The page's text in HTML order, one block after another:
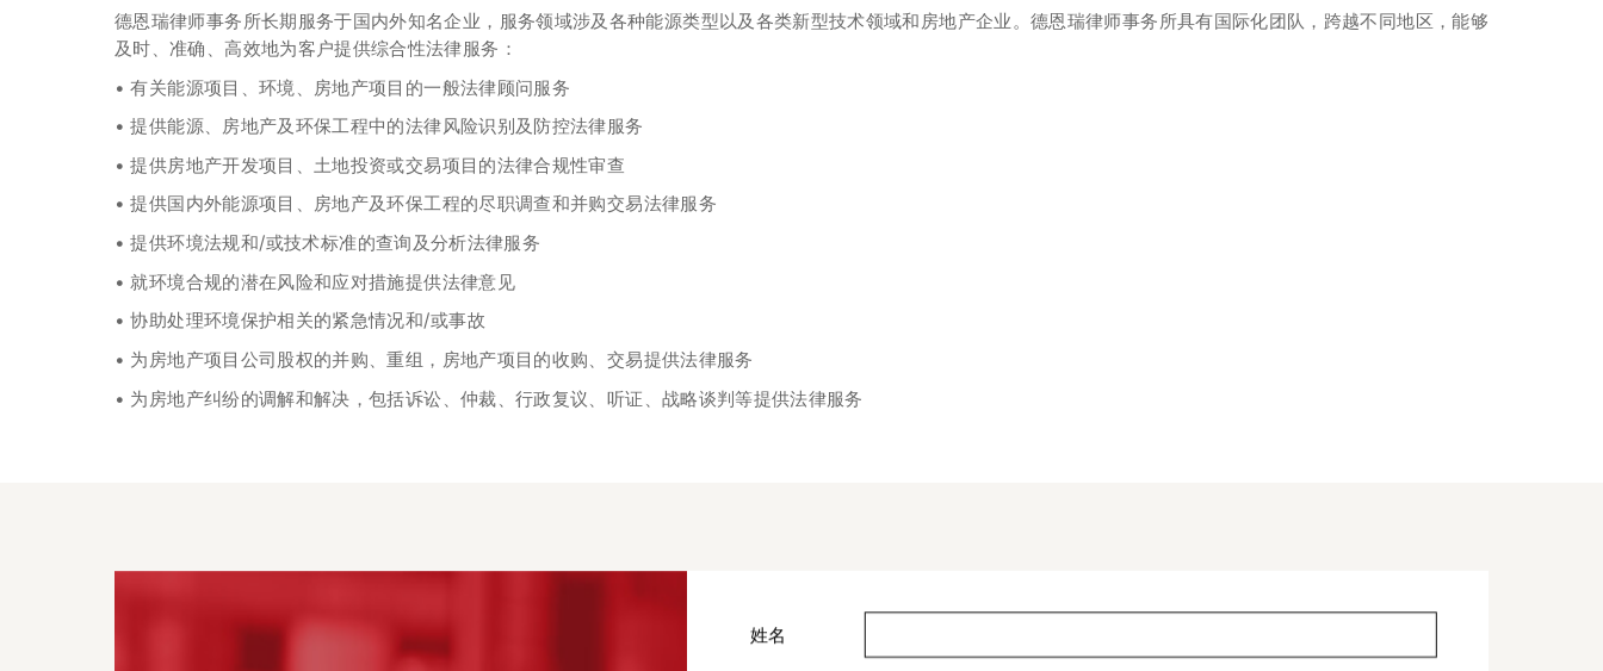
德恩瑞律师事务所长期服务于国内外知名企业，服务领域涉及各种能源类型以及各类新型技术领域和房地产企业。德恩瑞律师事务所具有国际化团队，跨越不同地区，能够
及时、准确、高效地为客户提供综合性法律服务：
• 有关能源项目、环境、房地产项目的一般法律顾问服务
• 提供能源、房地产及环保工程中的法律风险识别及防控法律服务
• 提供房地产开发项目、土地投资或交易项目的法律合规性审查
• 提供国内外能源项目、房地产及环保工程的尽职调查和并购交易法律服务
• 提供环境法规和/或技术标准的查询及分析法律服务
• 就环境合规的潜在风险和应对措施提供法律意见
• 协助处理环境保护相关的紧急情况和/或事故
• 为房地产项目公司股权的并购、重组，房地产项目的收购、交易提供法律服务
• 为房地产纠纷的调解和解决，包括诉讼、仲裁、行政复议、听证、战略谈判等提供法律服务
姓名